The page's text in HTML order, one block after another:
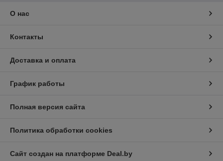
О нас
Контакты
Доставка и оплата
График работы
Полная версия сайта
Политика обработки cookies
Сайт создан на платформе Deal.by